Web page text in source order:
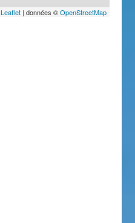
Leaflet| données ©OpenStreetMap